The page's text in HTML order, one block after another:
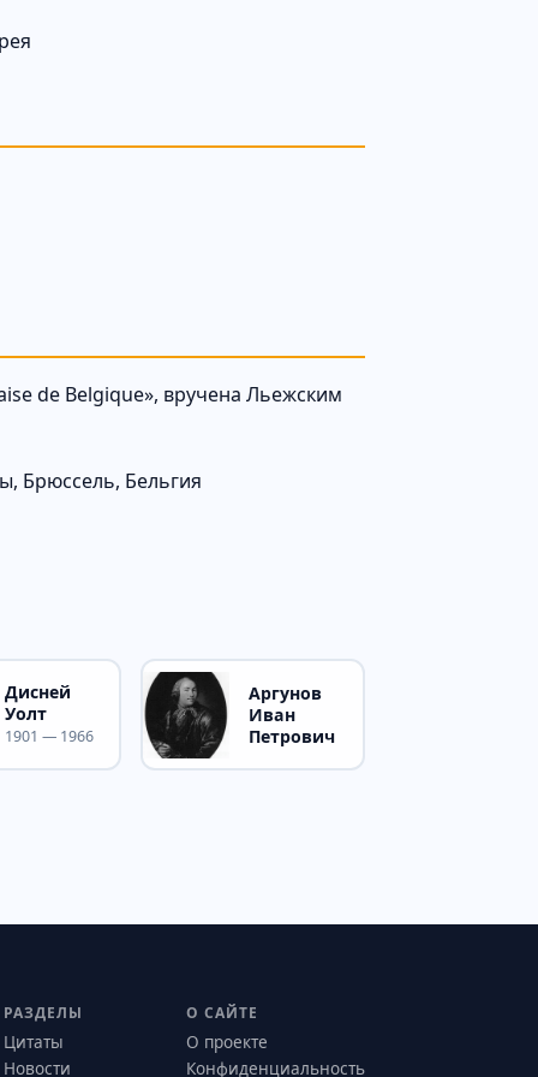
de Belgique», вручена Льежским
Брюссель, Бельгия
Дисней
Уолт
1901 — 1966
Аргунов
Иван
Петрович
РАЗДЕЛЫ
Цитаты
Новости
О САЙТЕ
О проекте
Конфиденциальность